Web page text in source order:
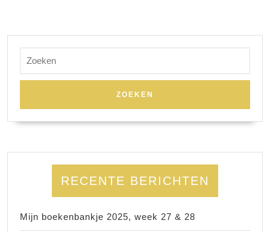
naar:
RECENTE BERICHTEN
Mijn boekenbankje 2025, week 27 & 28